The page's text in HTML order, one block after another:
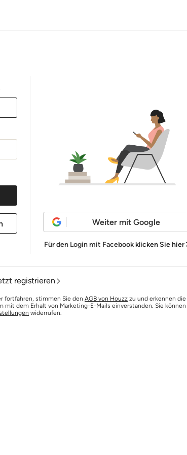
Weiter mit Google
Für den Login mit Facebookklicken Sie hier
registrieren
fortfahren, stimmen Sie den AGB von Houzz zu und erkennen die
mit dem Erhalt von Marketing-E-Mails einverstanden. Sie können
widerrufen.